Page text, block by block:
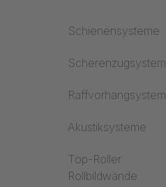
Baustoffklassen
Trevira CS
Schienensysteme
Scherenzugsystem
Raffvorhangsystem
Akustiksysteme
Top-Roller
Rollbildwände